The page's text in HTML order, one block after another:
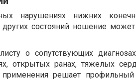
нарушениях нижних
других состояний ношение
о сопутствующих
открытых ранах, тяжелых
решает профильный